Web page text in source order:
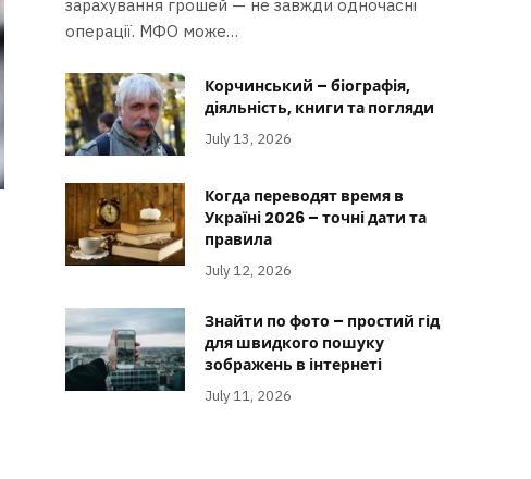
зарахування грошей — не завжди одночасні
операції. МФО може…
Корчинський – біографія,
діяльність, книги та погляди
July 13, 2026
Когда переводят время в
Україні 2026 – точні дати та
правила
July 12, 2026
Знайти по фото – простий гід
для швидкого пошуку
зображень в інтернеті
July 11, 2026